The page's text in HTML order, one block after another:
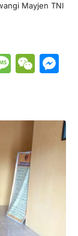
Mayjen TNI